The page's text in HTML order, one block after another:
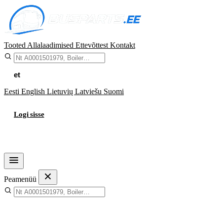
Tooted Allalaadimised Ettevõttest Kontakt
et
Eesti English Lietuvių Latviešu Suomi
Logi sisse
Peamenüü